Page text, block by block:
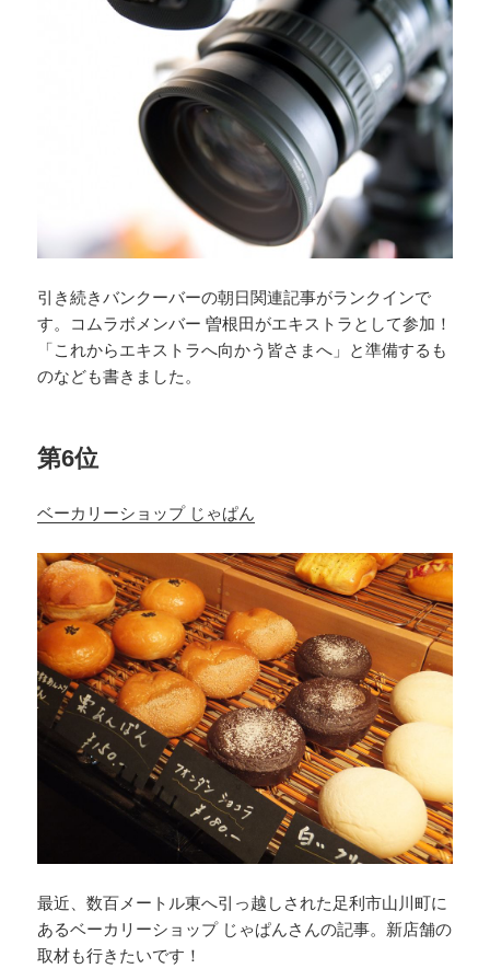
引き続きバンクーバーの朝日関連記事がランクインで
す。コムラボメンバー 曽根田がエキストラとして参加！
「これからエキストラへ向かう皆さまへ」と準備するも
のなども書きました。
第6位
ベーカリーショップ じゃぱん
最近、数百メートル東へ引っ越しされた足利市山川町に
あるベーカリーショップ じゃぱんさんの記事。新店舗の
取材も行きたいです！